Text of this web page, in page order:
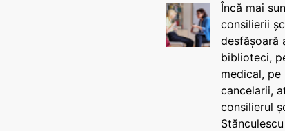
Încă mai
consilierii
desfășoară
biblioteci,
medical, pe
cancelarii,
consilierul